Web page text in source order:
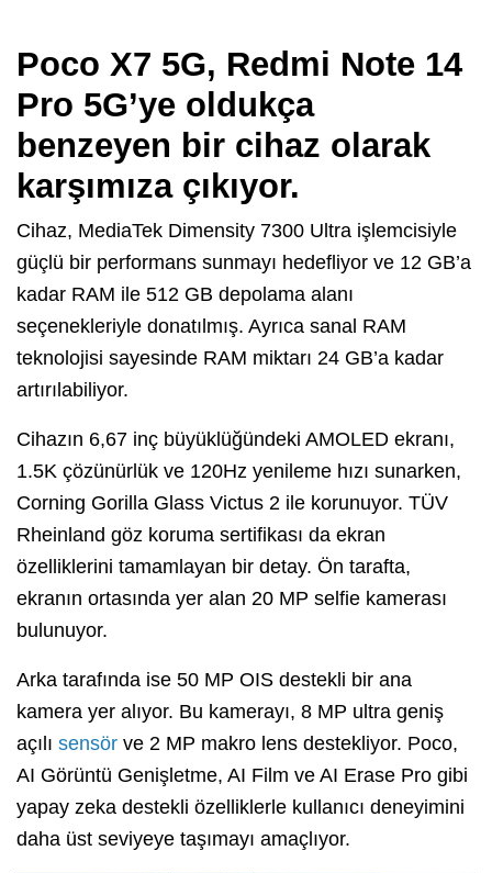
Poco X7 5G, Redmi Note 14
Pro 5G’ye oldukça
benzeyen bir cihaz olarak
karşımıza çıkıyor.
Cihaz, MediaTek Dimensity 7300 Ultra işlemcisiyle
güçlü bir performans sunmayı hedefliyor ve 12 GB’a
kadar RAM ile 512 GB depolama alanı
seçenekleriyle donatılmış. Ayrıca sanal RAM
teknolojisi sayesinde RAM miktarı 24 GB’a kadar
artırılabiliyor.
Cihazın 6,67 inç büyüklüğündeki AMOLED ekranı,
1.5K çözünürlük ve 120Hz yenileme hızı sunarken,
Corning Gorilla Glass Victus 2 ile korunuyor. TÜV
Rheinland göz koruma sertifikası da ekran
özelliklerini tamamlayan bir detay. Ön tarafta,
ekranın ortasında yer alan 20 MP selfie kamerası
bulunuyor.
Arka tarafında ise 50 MP OIS destekli bir ana
kamera yer alıyor. Bu kamerayı, 8 MP ultra geniş
açılı sensör ve 2 MP makro lens destekliyor. Poco,
AI Görüntü Genişletme, AI Film ve AI Erase Pro gibi
yapay zeka destekli özelliklerle kullanıcı deneyimini
daha üst seviyeye taşımayı amaçlıyor.